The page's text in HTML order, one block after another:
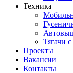
Техника
Тягачи
Проекты
Вакансии
Контакты